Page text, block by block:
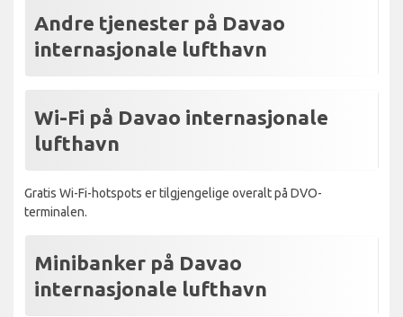
Andre tjenester på Davao
internasjonale lufthavn
Wi-Fi på Davao internasjonale
lufthavn
Gratis Wi-Fi-hotspots er tilgjengelige overalt på DVO-
terminalen.
Minibanker på Davao
internasjonale lufthavn